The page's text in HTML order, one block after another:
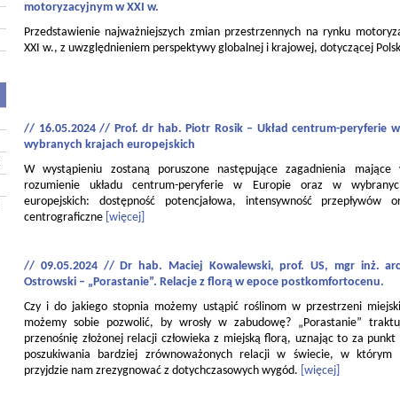
motoryzacyjnym w XXI w.
Przedstawienie najważniejszych zmian przestrzennych na rynku
XXI w., z uwzględnieniem perspektywy globalnej i krajowej, dotyczącej
// 16.05.2024 // Prof. dr hab. Piotr Rosik – Układ centrum-peryferie
wybranych krajach europejskich
W wystąpieniu zostaną poruszone następujące zagadnienia mające
rozumienie układu centrum-peryferie w Europie oraz w
europejskich: dostępność potencjałowa, intensywność przepływów
centrograficzne [więcej]
// 09.05.2024 // Dr hab. Maciej Kowalewski, prof. US, mgr inż.
Ostrowski – „Porastanie”. Relacje z florą w epoce postkomfortocenu.
Czy i do jakiego stopnia możemy ustąpić roślinom w przestrzeni
możemy sobie pozwolić, by wrosły w zabudowę? „Porastanie”
przenośnię złożonej relacji człowieka z miejską florą, uznając to za punkt
poszukiwania bardziej zrównoważonych relacji w świecie, w którym
przyjdzie nam zrezygnować z dotychczasowych wygód. [więcej]